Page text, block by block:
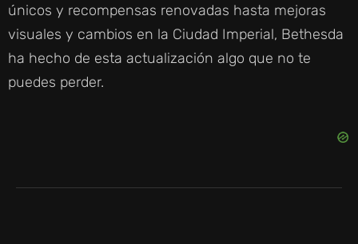
únicos y recompensas renovadas hasta mejoras
visuales y cambios en la Ciudad Imperial, Bethesda
ha hecho de esta actualización algo que no te
puedes perder.